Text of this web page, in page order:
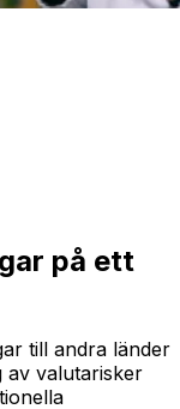
på ett
till andra länder
av valutarisker